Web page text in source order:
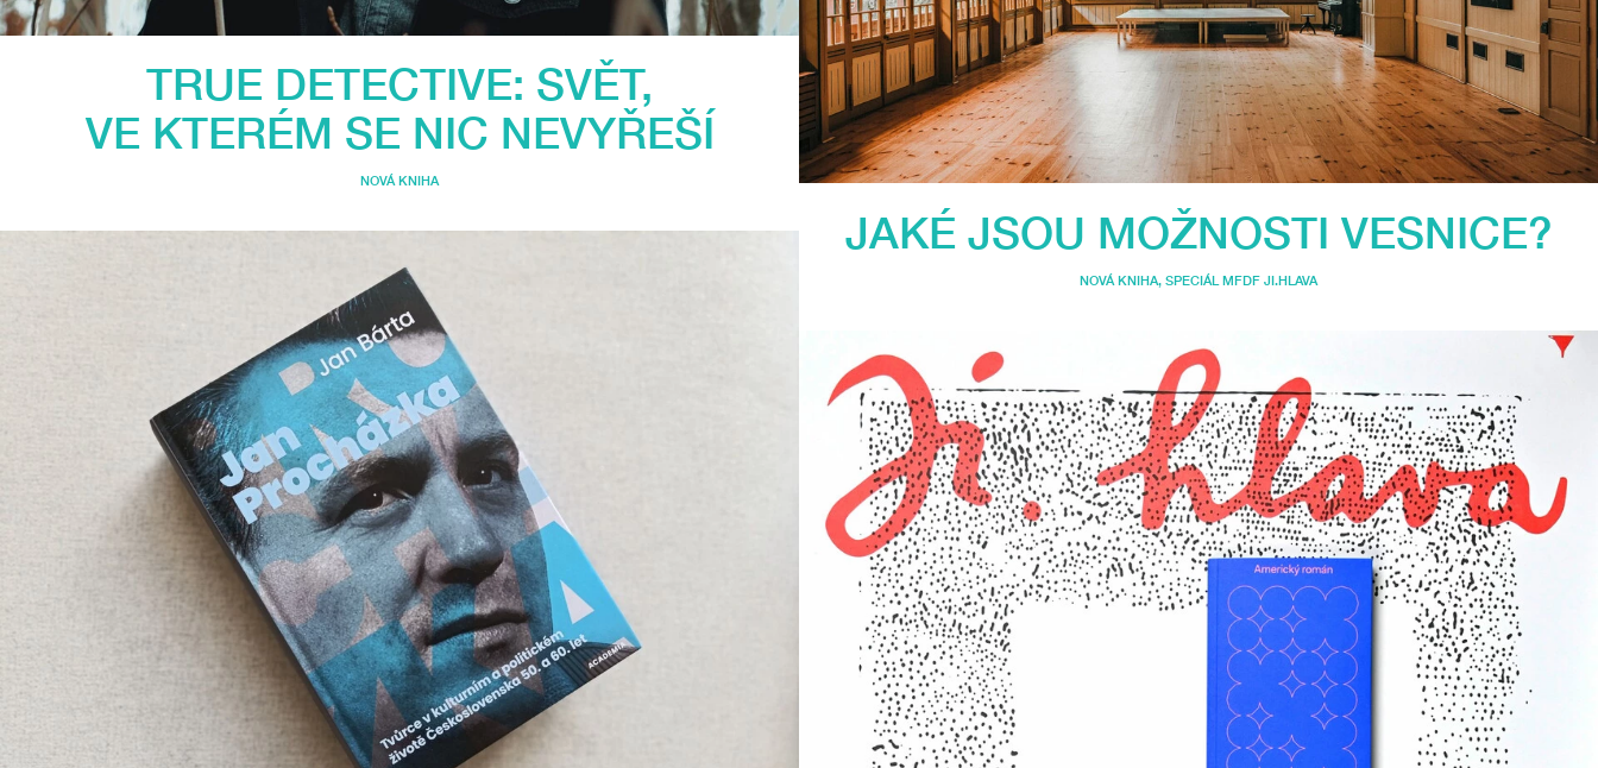
TRUE DETECTIVE: SVĚT,
VE KTERÉM SE NIC NEVYŘEŠÍ
NOVÁ KNIHA
JAKÉ JSOU MOŽNOSTI VESNICE?
NOVÁ KNIHA SPECIÁL MFDF JI.HLAVA